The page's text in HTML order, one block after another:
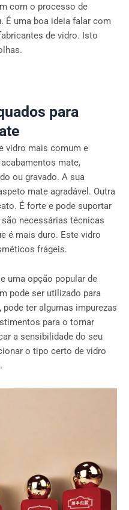
com o processo de
É uma boa ideia falar com
de vidro. Isto
para
vidro mais comum e
mate,
ou gravado. A sua
mate agradável. Outra
É forte e pode suportar
necessárias técnicas
é mais duro. Este vidro
frágeis.
uma opção popular de
pode ser utilizado para
ter algumas impurezas
para o tornar
a sensibilidade do seu
o tipo certo de vidro